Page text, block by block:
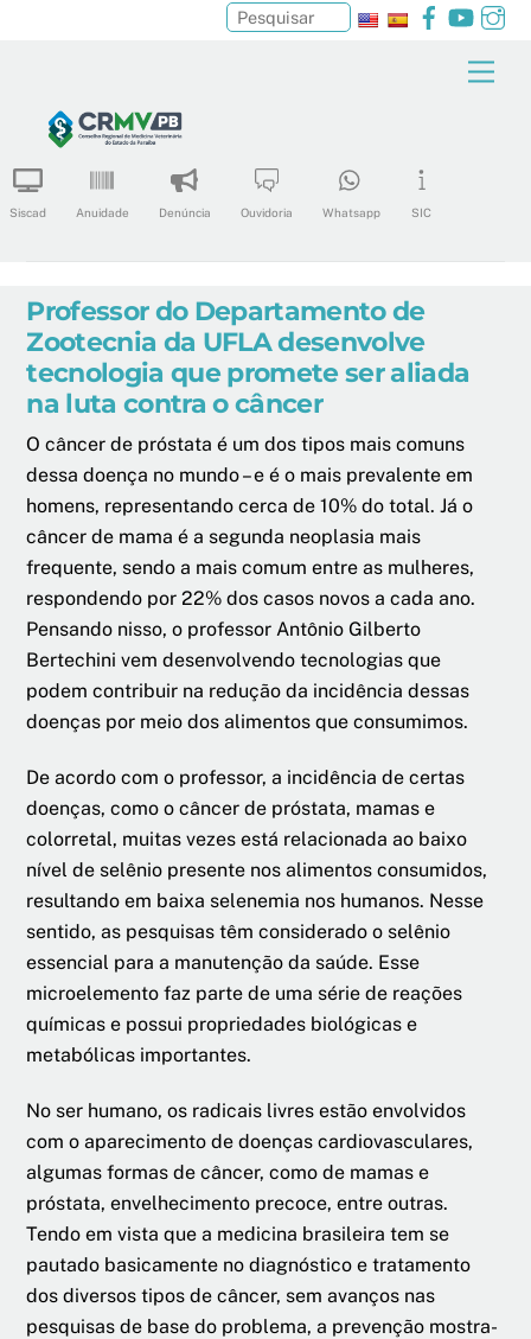
content
Facebook
Siscad Anuidade Denúncia Ouvidoria Whatsapp SIC
Pesquisar
Professor do Departamento de
Zootecnia da UFLA desenvolve
tecnologia que promete ser aliada
na luta contra o câncer
O câncer de próstata é um dos tipos mais comuns
dessa doença no mundo – e é o mais prevalente em
homens, representando cerca de 10% do total. Já o
câncer de mama é a segunda neoplasia mais
frequente, sendo a mais comum entre as mulheres,
respondendo por 22% dos casos novos a cada ano.
Pensando nisso, o professor Antônio Gilberto
Bertechini vem desenvolvendo tecnologias que
podem contribuir na redução da incidência dessas
doenças por meio dos alimentos que consumimos.
De acordo com o professor, a incidência de certas
doenças, como o câncer de próstata, mamas e
colorretal, muitas vezes está relacionada ao baixo
nível de selênio presente nos alimentos consumidos,
resultando em baixa selenemia nos humanos. Nesse
sentido, as pesquisas têm considerado o selênio
essencial para a manutenção da saúde. Esse
microelemento faz parte de uma série de reações
químicas e possui propriedades biológicas e
metabólicas importantes.
No ser humano, os radicais livres estão envolvidos
com o aparecimento de doenças cardiovasculares,
algumas formas de câncer, como de mamas e
próstata, envelhecimento precoce, entre outras.
Tendo em vista que a medicina brasileira tem se
pautado basicamente no diagnóstico e tratamento
dos diversos tipos de câncer, sem avanços nas
pesquisas de base do problema, a prevenção mostra-